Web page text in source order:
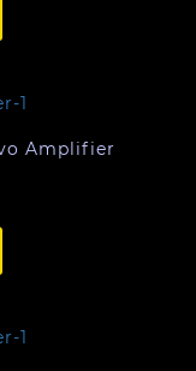
Amplifier